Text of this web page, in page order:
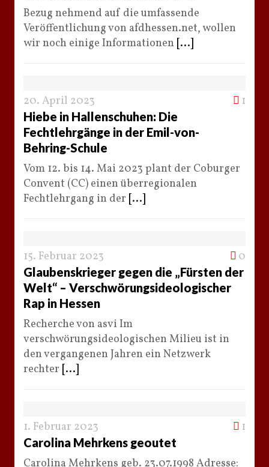
Bezug nehmend auf die umfassende
Veröffentlichung von afdhessen.net, wollen
wir noch einige Informationen [...]
20. April 2023 1
Hiebe in Hallenschuhen: Die
Fechtlehrgänge in der Emil-von-
Behring-Schule
Vom 12. bis 14. Mai 2023 plant der Coburger
Convent (CC) einen überregionalen
Fechtlehrgang in der [...]
15. Februar 2023 0
Glaubenskrieger gegen die „Fürsten der
Welt“ – Verschwörungsideologischer
Rap in Hessen
Recherche von asvi Im
verschwörungsideologischen Milieu ist in
den vergangenen Jahren ein Netzwerk
rechter [...]
1. Februar 2023 1
Carolina Mehrkens geoutet
Carolina Mehrkens geb. 23.07.1998 Adresse: